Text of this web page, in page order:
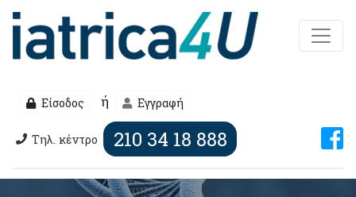
Είσοδος ή Εγγραφή
Τηλ. κέντρο 210 34 18 888